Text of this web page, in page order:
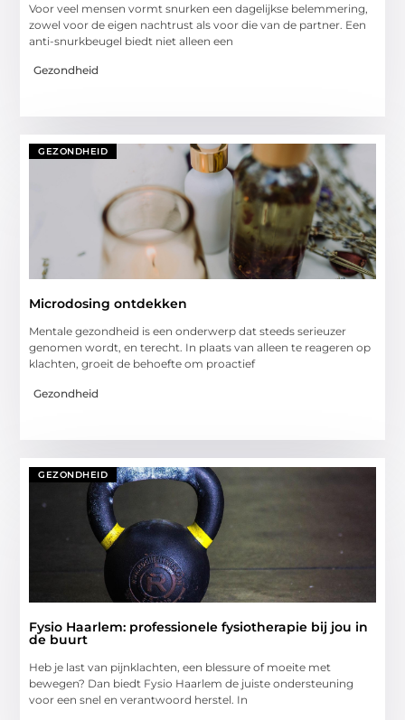
Voor veel mensen vormt snurken een dagelijkse belemmering,
zowel voor de eigen nachtrust als voor die van de partner. Een
anti-snurkbeugel biedt niet alleen een
Gezondheid
GEZONDHEID
Microdosing ontdekken
Mentale gezondheid is een onderwerp dat steeds serieuzer
genomen wordt, en terecht. In plaats van alleen te reageren op
klachten, groeit de behoefte om proactief
Gezondheid
GEZONDHEID
Fysio Haarlem: professionele fysiotherapie bij jou in
de buurt
Heb je last van pijnklachten, een blessure of moeite met
bewegen? Dan biedt Fysio Haarlem de juiste ondersteuning
voor een snel en verantwoord herstel. In